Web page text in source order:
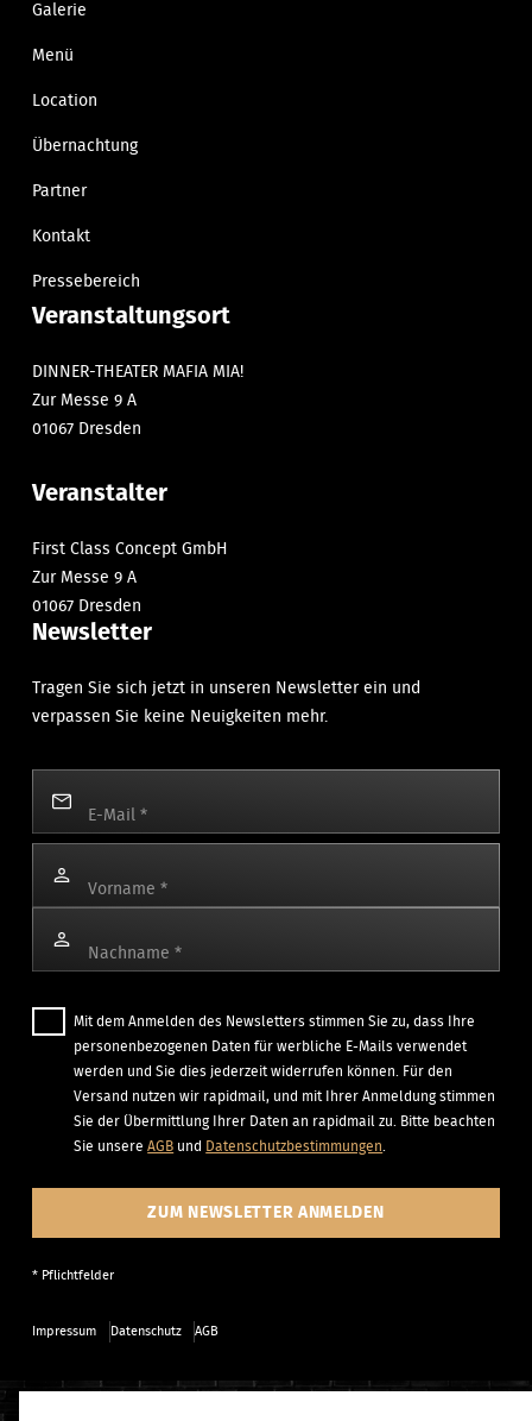
Galerie
Menü
Location
Übernachtung
Partner
Kontakt
Pressebereich
Veranstaltungsort
DINNER-THEATER MAFIA MIA!
Zur Messe 9 A
01067 Dresden
Veranstalter
First Class Concept GmbH
Zur Messe 9 A
01067 Dresden
Newsletter
Tragen Sie sich jetzt in unseren Newsletter ein und
verpassen Sie keine Neuigkeiten mehr.
E-Mail *
Vorname *
Nachname *
Mit dem Anmelden des Newsletters stimmen Sie zu, dass Ihre
personenbezogenen Daten für werbliche E-Mails verwendet
werden und Sie dies jederzeit widerrufen können. Für den
Versand nutzen wir rapidmail, und mit Ihrer Anmeldung stimmen
Sie der Übermittlung Ihrer Daten an rapidmail zu. Bitte beachten
Sie unsereAGB und Datenschutzbestimmungen
ZUM NEWSLETTER ANMELDEN
* Pflichtfelder
Impressum Datenschutz AGB